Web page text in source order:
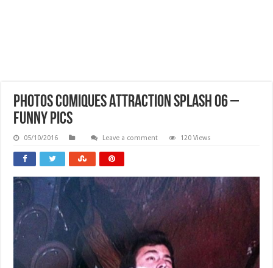
Photos Comiques Attraction Splash 06 –
Funny Pics
05/10/2016 Leave a comment 120 Views